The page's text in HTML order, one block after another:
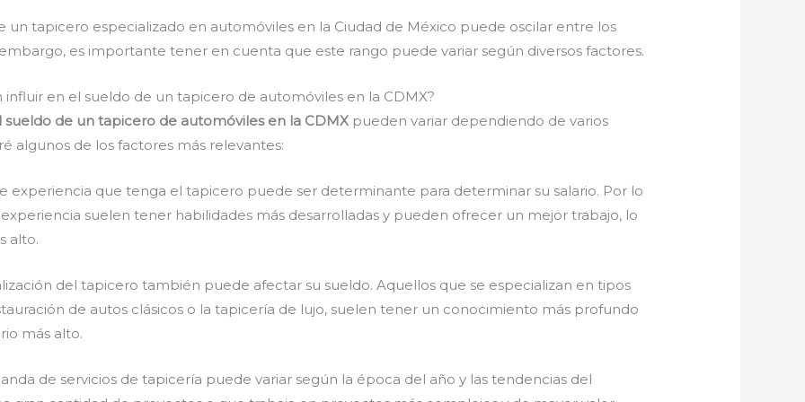
un tapicero especializado en automóviles en la Ciudad de México puede oscilar entre los
es importante tener en cuenta que este rango puede variar según diversos factores.
en el sueldo de un tapicero de automóviles en la CDMX?
de un tapicero de automóviles en la CDMX pueden variar dependiendo de varios
algunos de los factores más relevantes:
experiencia que tenga el tapicero puede ser determinante para determinar su salario. Por lo
suelen tener habilidades más desarrolladas y pueden ofrecer un mejor trabajo, lo
alto.
del tapicero también puede afectar su sueldo. Aquellos que se especializan en tipos
de autos clásicos o la tapicería de lujo, suelen tener un conocimiento más profundo
más alto.
de servicios de tapicería puede variar según la época del año y las tendencias del